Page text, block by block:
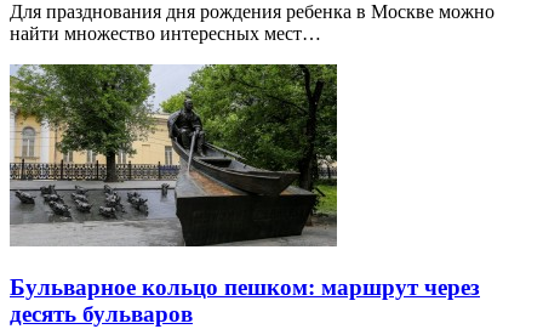
Для празднования дня рождения ребенка в Москве можно
найти множество интересных мест…
Бульварное кольцо пешком: маршрут через
десять бульваров